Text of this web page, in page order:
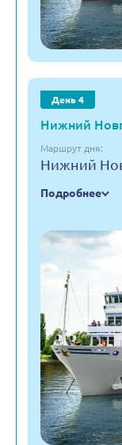
День 4
Нижний
Маршрут дня:
Нижний
Подробнее